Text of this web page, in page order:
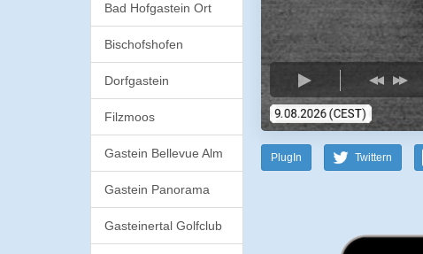
Bad Hofgastein Ort
Bischofshofen
Dorfgastein
Filzmoos
Gastein Bellevue Alm
Gastein Panorama
Gasteinertal Golfclub
PlugIn Twittern